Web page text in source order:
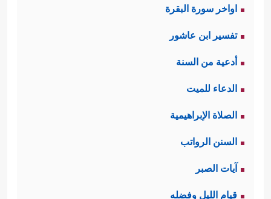
اواخر سورة البقرة
تفسير ابن عاشور
أدعية من السنة
الدعاء للميت
الصلاة الإبراهيمية
السنن الرواتب
آيات الصبر
قيام الليل وفضله